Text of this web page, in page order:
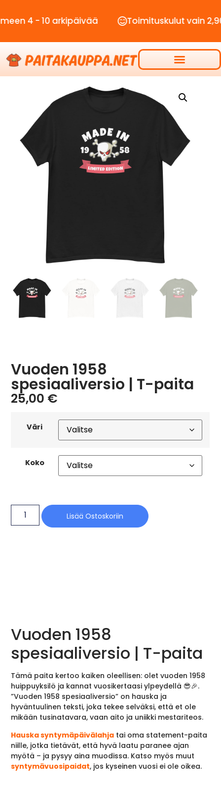
- 10 arkipäivää Toimituskulut vain 2,90€
Vuoden 1958
spesiaaliversio | T-paita
25,00 €
Väri
Koko
Lisää Ostoskoriin
Vuoden 1958
spesiaaliversio | T-paita
Tämä paita kertoo kaiken oleellisen: olet vuoden 1958
huippuyksilö ja kannat vuosikertaasi ylpeydellä 😎🎉.
”Vuoden 1958 spesiaaliversio” on hauska ja
hyväntuulinen teksti, joka tekee selväksi, että et ole
mikään tusinatavara, vaan aito ja uniikki mestariteos.
Hauska syntymäpäivälahja tai oma statement-paita
niille, jotka tietävät, että hyvä laatu paranee ajan
myötä – ja pysyy aina muodissa. Katso myös muut
syntymävuosipaidat, jos kyseinen vuosi ei ole oikea.